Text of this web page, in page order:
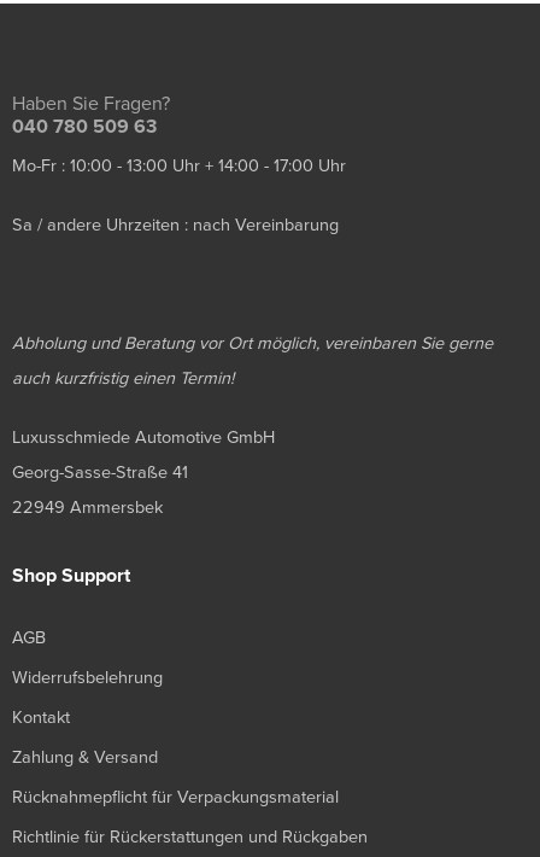
Haben Sie Fragen?
040 780 509 63
Mo-Fr : 10:00 - 13:00 Uhr + 14:00 - 17:00 Uhr
Sa / andere Uhrzeiten : nach Vereinbarung
Abholung und Beratung vor Ort möglich, vereinbaren Sie gerne
auch kurzfristig einen Termin!
Luxusschmiede Automotive GmbH
Georg-Sasse-Straße 41
22949 Ammersbek
Shop Support
AGB
Widerrufsbelehrung
Kontakt
Zahlung & Versand
Rücknahmepflicht für Verpackungsmaterial
Richtlinie für Rückerstattungen und Rückgaben